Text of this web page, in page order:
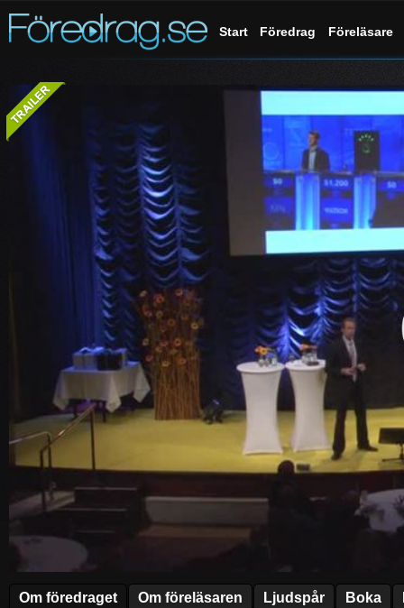
Start Föredrag Föreläsare
Om föredraget Om föreläsaren Ljudspår Boka